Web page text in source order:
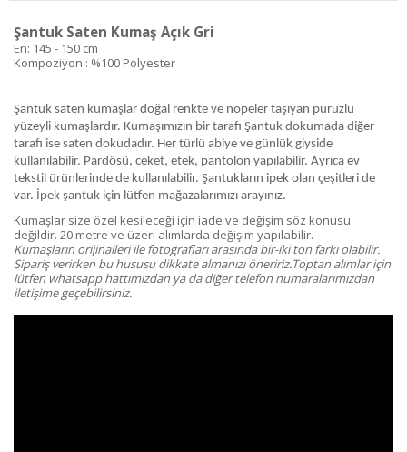
Şantuk Saten Kumaş Açık Gri
En: 145 - 150 cm
Kompoziyon : %100 Polyester
Şantuk saten kumaşlar doğal renkte ve nopeler taşıyan pürüzlü
yüzeyli kumaşlardır. Kumaşımızın bir tarafı Şantuk dokumada diğer
tarafı ise saten dokudadır. Her türlü abiye ve günlük giyside
kullanılabilir. Pardösü, ceket, etek, pantolon yapılabilir. Ayrıca ev
tekstil ürünlerinde de kullanılabilir. Şantukların ipek olan çeşitleri de
var. İpek şantuk için lütfen mağazalarımızı arayınız.
Kumaşlar size özel kesileceği için iade ve değişim söz konusu
değildir. 20 metre ve üzeri alımlarda değişim yapılabilir.
Kumaşların orijinalleri ile fotoğrafları arasında bir-iki ton farkı olabilir.
Sipariş verirken bu hususu dikkate almanızı öneririz.Toptan alımlar için
lütfen whatsapp hattımızdan ya da diğer telefon numaralarımızdan
iletişime geçebilirsiniz.